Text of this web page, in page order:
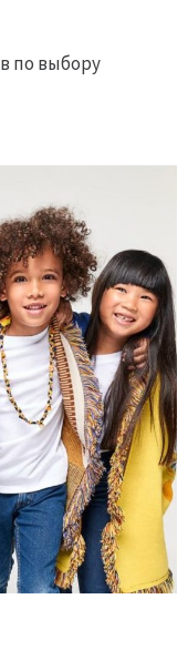
по выбору